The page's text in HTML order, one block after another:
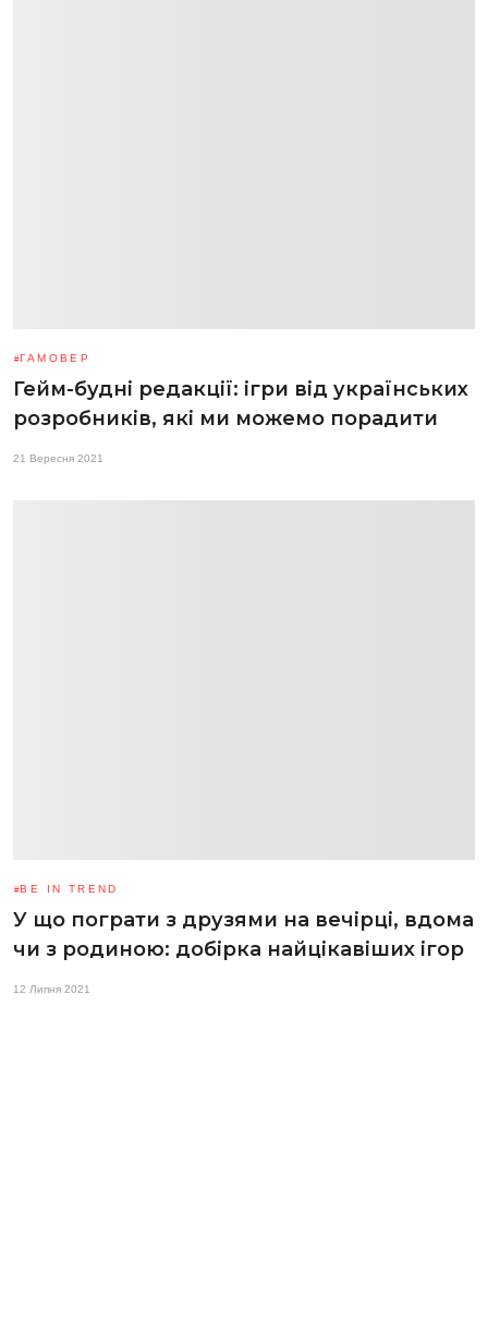
ГАМОВЕР
Гейм-будні редакції: ігри від українських
розробників, які ми можемо порадити
21 Вересня 2021
BE IN TREND
У що пограти з друзями на вечірці, вдома
чи з родиною: добірка найцікавіших ігор
12 Липня 2021